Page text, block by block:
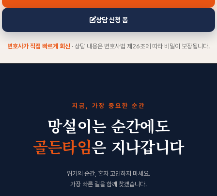
상담 신청 폼
변호사가 직접 빠르게 회신 · 상담 내용은 변호사법 제26조에 따라 비밀이 보장됩니다.
지금, 가장 중요한 순간
망설이는 순간에도
골든타임은 지나갑니다
위기의 순간, 혼자 고민하지 마세요.
가장 빠른 길을 함께 찾겠습니다.